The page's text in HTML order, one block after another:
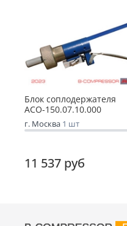
Блок соплодержателя
АСО-150.07.10.000
г. Москва 1 шт
11 537 руб